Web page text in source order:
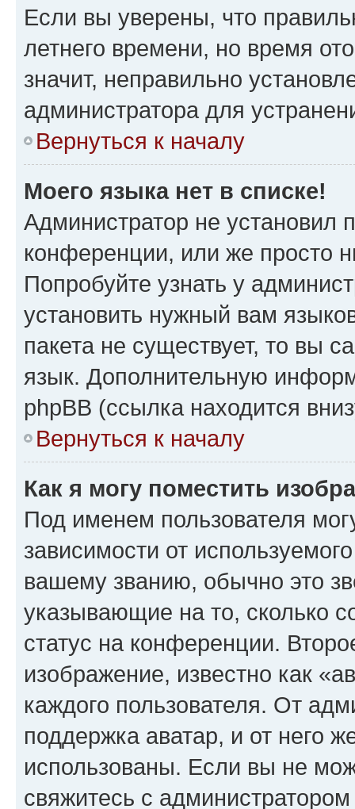
Если вы уверены, что
летнего времени, но время
значит, неправильно
администратора для
Вернуться к началу
Моего языка нет в списке!
Администратор не установил
конференции, или же просто
Попробуйте узнать у
установить нужный вам
пакета не существует, то вы
язык. Дополнительную
phpBB (ссылка находится
Вернуться к началу
Как я могу поместить
Под именем пользователя
зависимости от
вашему званию, обычно это
указывающие на то, сколько
статус на конференции.
изображение, известно как
каждого пользователя. От
поддержка аватар, и от него
использованы. Если вы не
свяжитесь с